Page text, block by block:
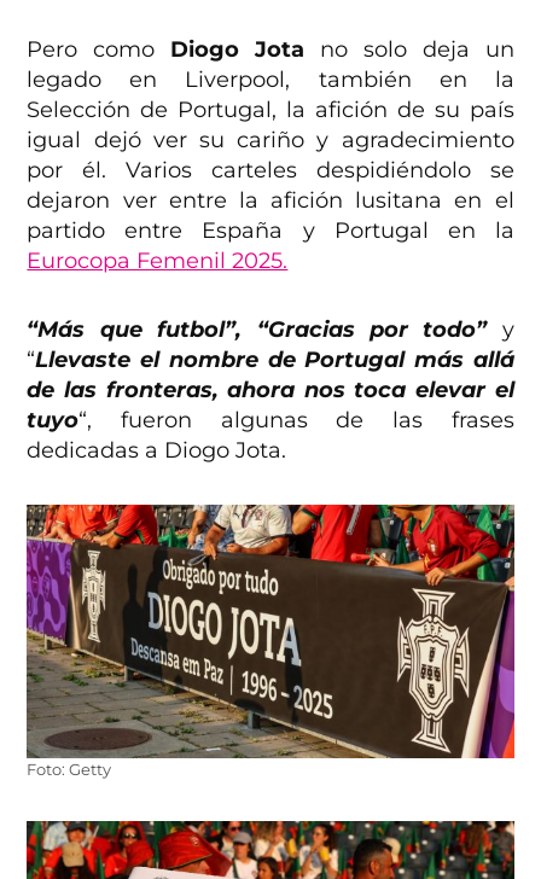
Pero como Diogo Jota no solo deja un
legado en Liverpool, también en la
Selección de Portugal, la afición de su país
igual dejó ver su cariño y agradecimiento
por él. Varios carteles despidiéndolo se
dejaron ver entre la afición lusitana en el
partido entre España y Portugal en la
Eurocopa Femenil 2025.
“Más que futbol”, “Gracias por todo” y
“Llevaste el nombre de Portugal más allá
de las fronteras, ahora nos toca elevar el
tuyo“, fueron algunas de las frases
dedicadas a Diogo Jota.
Foto: Getty